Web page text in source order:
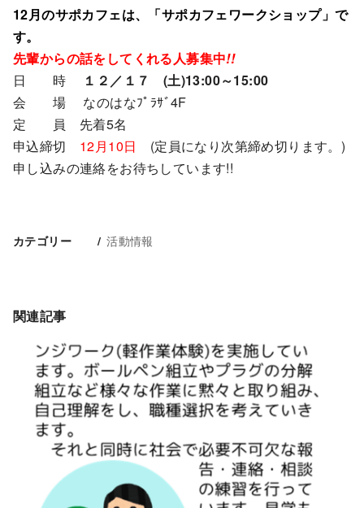
12月のサポカフェは、「サポカフェワークショップ」で
す。
先輩からの話をしてくれる人募集中!!
日 時
１２／１７ (土)13:00～15:00
会 場 なのはなﾌﾟﾗｻﾞ4F
定 員 先着5名
申込締切 12月10日
(定員になり次第締め切ります。)
申し込みの連絡をお待ちしています!!
カテゴリー 活動情報
関連記事